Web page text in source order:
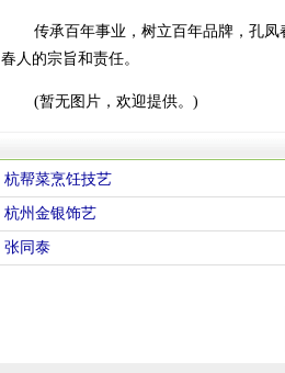
传承百年事业，树立百年品牌，孔
春人的宗旨和责任。
(暂无图片，欢迎提供。)
杭帮菜烹饪技艺
杭州金银饰艺
张同泰